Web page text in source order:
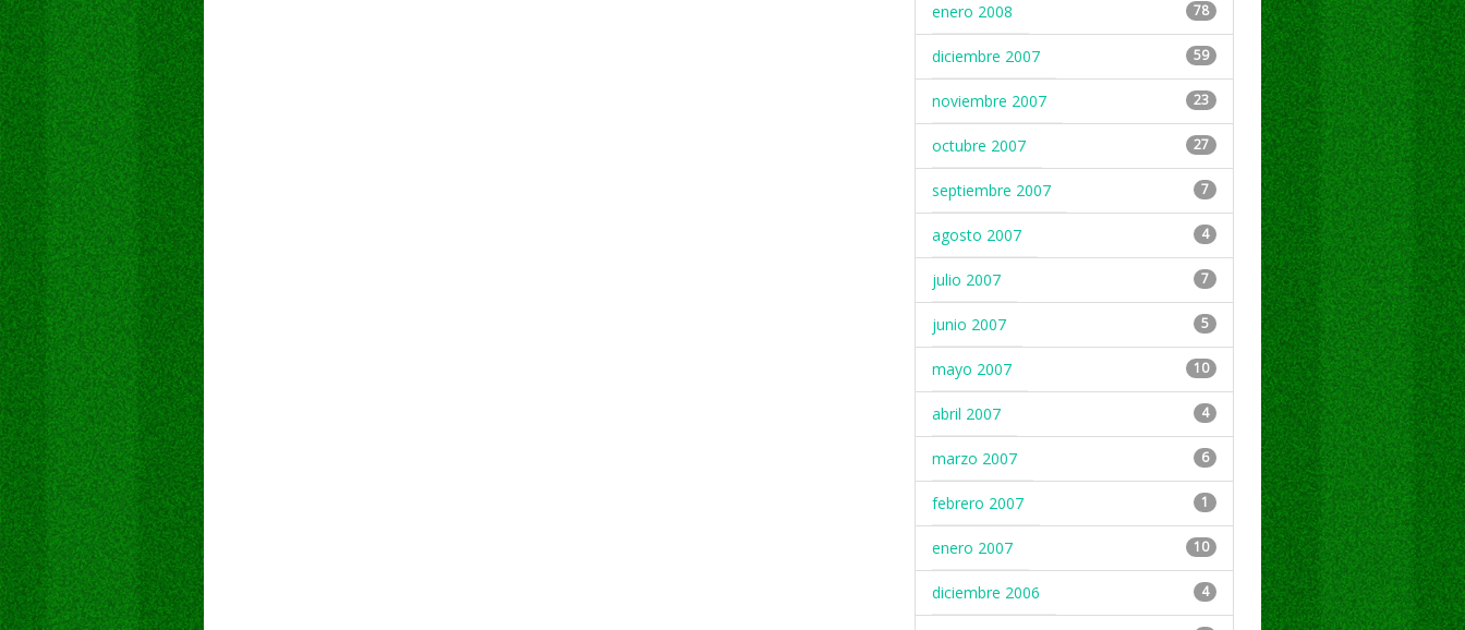
enero 2008 78
diciembre 2007 59
noviembre 2007 23
octubre 2007 27
septiembre 2007 7
agosto 2007 4
julio 2007 7
junio 2007 5
mayo 2007 10
abril 2007 4
marzo 2007 6
febrero 2007 1
enero 2007 10
diciembre 2006 4